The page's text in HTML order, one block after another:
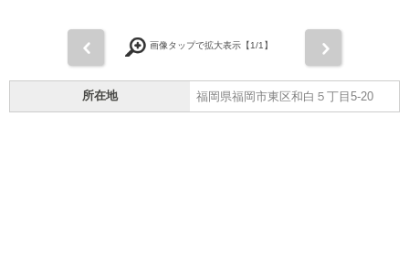
画像タップで拡大表示【1/1】
所在地 福岡県福岡市東区和白５丁目5-20